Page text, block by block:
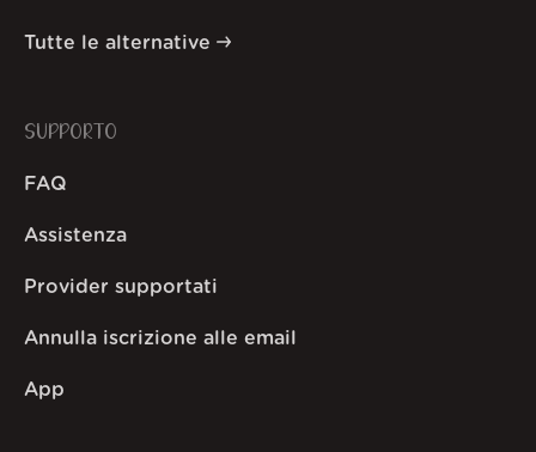
Tutte le alternative
SUPPORTO
FAQ
Assistenza
Provider supportati
Annulla iscrizione alle email
App